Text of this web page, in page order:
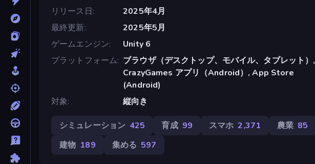
リリース日
2025年4月
最終更新
2025年5月
ゲームエンジン
Unity 6
プラットフォーム ブラウザ（デスクトップ、モバイル、タブレット）,
CrazyGames アプリ（Android）, App Store
(Android)
対象
縦向き
シミュレーション 425 育成 99 スマホ 2,371 農業 85
建物 189 集める 597